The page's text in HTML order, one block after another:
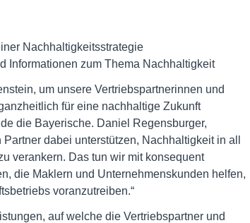
Nachhaltigkeitsstrategie
Informationen zum Thema Nachhaltigkeit
um unsere Vertriebspartnerinnen und
für eine nachhaltige Zukunft
die Bayerische. Daniel Regensburger,
dabei unterstützen, Nachhaltigkeit in all
verankern. Das tun wir mit konsequent
die Maklern und Unternehmenskunden helfen,
voranzutreiben.“
auf welche die Vertriebspartner und